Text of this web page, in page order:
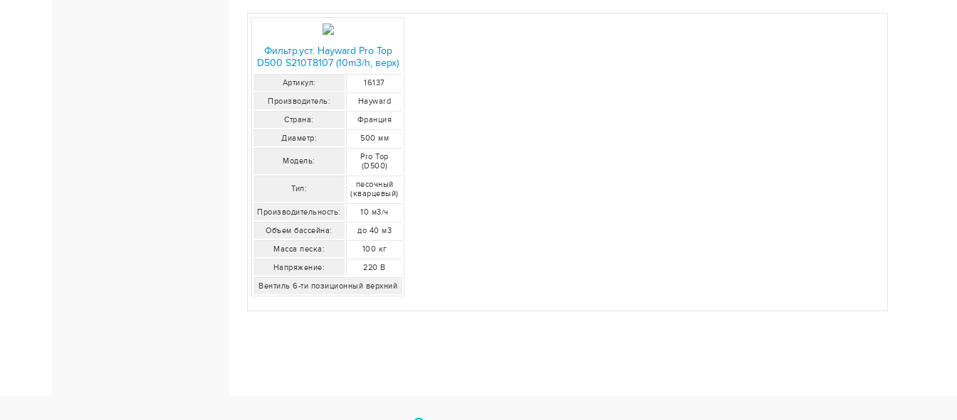
Фильтр.уст. Hayward Pro Top
D500 S210T8107 (10m3/h, верх)
Артикул:
16137
Производитель:
Hayward
Страна:
Франция
Диаметр:
500 мм
Модель:
Pro Top
(D500)
Тип:
песочный
(кварцевый)
Производительность:
10 м3/ч
Объем бассейна:
до 40 м3
Масса песка:
100 кг
Напряжение:
220 В
Вентиль 6-ти позиционный верхний